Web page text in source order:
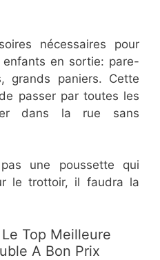
nécessaires pour
en sortie: pare-
grands paniers. Cette
passer par toutes les
dans la rue sans
une poussette qui
le trottoir, il faudra la
Top Meilleure
A Bon Prix